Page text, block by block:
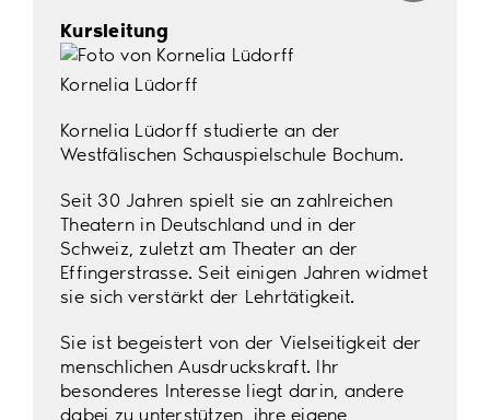
Kursleitung
Kornelia Lüdorff
Kornelia Lüdorff studierte an der
Westfälischen Schauspielschule Bochum.
Seit 30 Jahren spielt sie an zahlreichen
Theatern in Deutschland und in der
Schweiz, zuletzt am Theater an der
Effingerstrasse. Seit einigen Jahren widmet
sie sich verstärkt der Lehrtätigkeit.
Sie ist begeistert von der Vielseitigkeit der
menschlichen Ausdruckskraft. Ihr
besonderes Interesse liegt darin, andere
dabei zu unterstützen, ihre eigene